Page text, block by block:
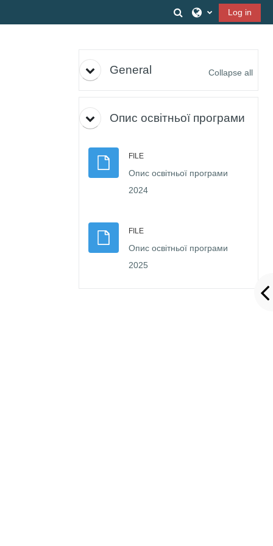
Toggle search input
Log in
Topic outline
General Collapse all
Опис освітньої програми
FILE
Опис освітньої програми
2024File
FILE
Опис освітньої програми
2025File